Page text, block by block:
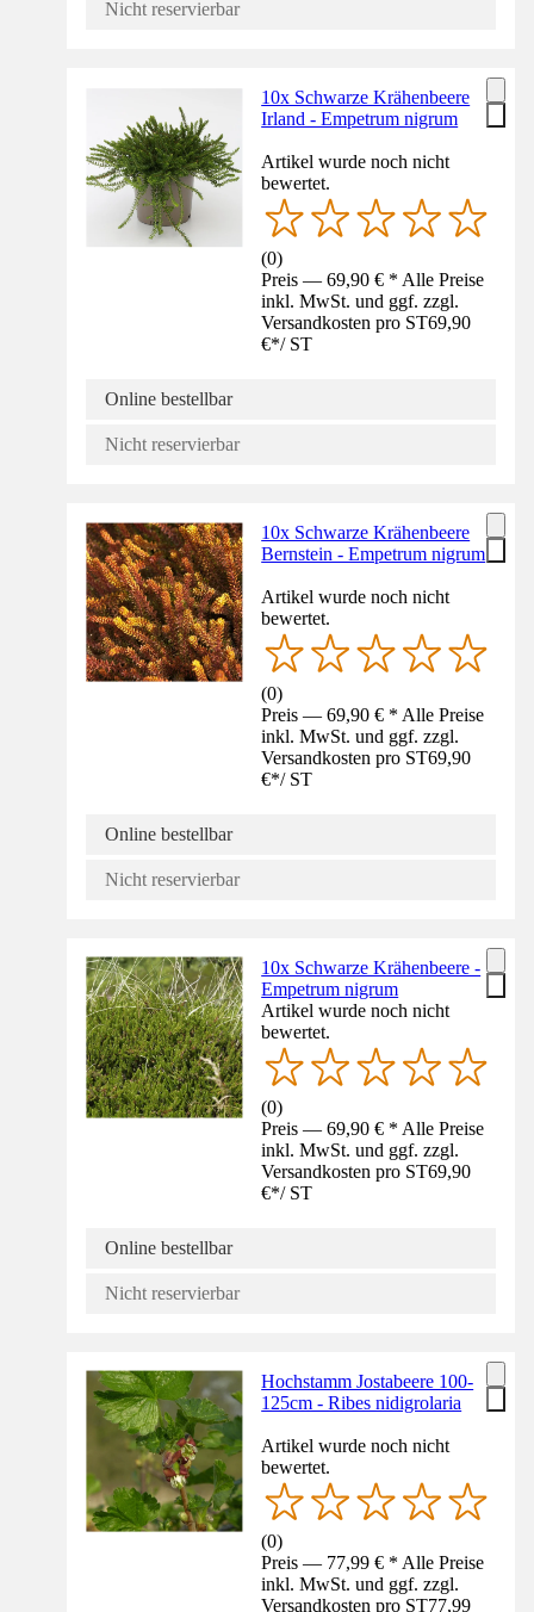
Nicht reservierbar
10x Schwarze Krähenbeere
Irland - Empetrum nigrum
Artikel wurde noch nicht
bewertet.
(0)
Preis — 69,90 € * Alle Preise
inkl. MwSt. und ggf. zzgl.
Versandkosten pro ST69,90
€*/ ST
Online bestellbar
Nicht reservierbar
10x Schwarze Krähenbeere
Bernstein - Empetrum nigrum
Artikel wurde noch nicht
bewertet.
(0)
Preis — 69,90 € * Alle Preise
inkl. MwSt. und ggf. zzgl.
Versandkosten pro ST69,90
€*/ ST
Online bestellbar
Nicht reservierbar
10x Schwarze Krähenbeere -
Empetrum nigrum
Artikel wurde noch nicht
bewertet.
(0)
Preis — 69,90 € * Alle Preise
inkl. MwSt. und ggf. zzgl.
Versandkosten pro ST69,90
€*/ ST
Online bestellbar
Nicht reservierbar
Hochstamm Jostabeere 100-
125cm - Ribes nidigrolaria
Artikel wurde noch nicht
bewertet.
(0)
Preis — 77,99 € * Alle Preise
inkl. MwSt. und ggf. zzgl.
Versandkosten pro ST77,99